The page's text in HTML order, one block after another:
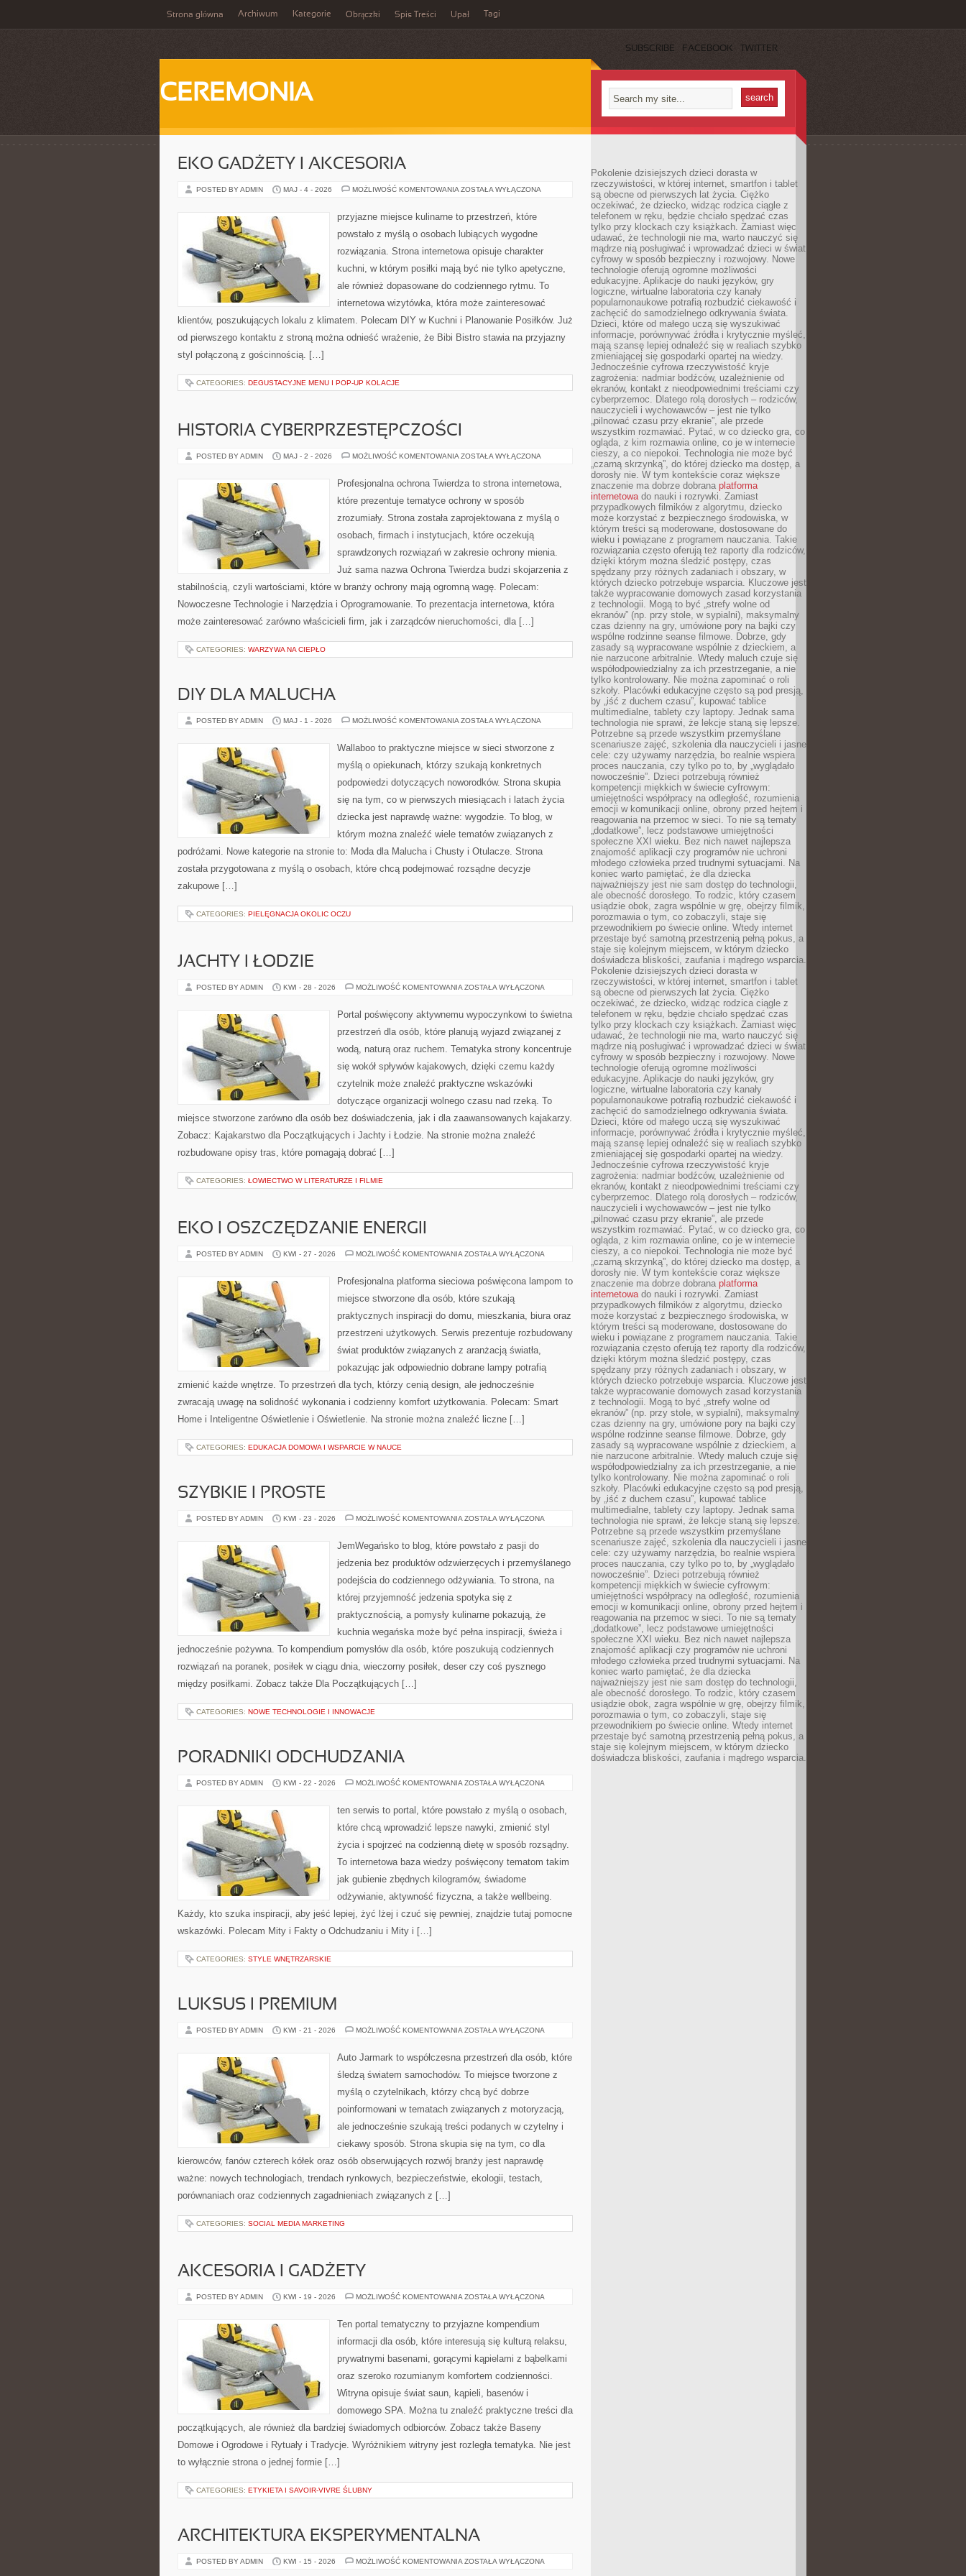
Strona główna Archiwum Kategorie Obrączki Spis Treści Upał Tagi
SUBSCRIBE FACEBOOK TWITTER
CEREMONIA
EKO GADŻETY I AKCESORIA
POSTED BY ADMIN MAJ - 4 - 2026 MOŻLIWOŚĆ KOMENTOWANIA EKO
AKCESORIA
ZOSTAŁA WYŁĄCZONA
przyjazne miejsce kulinarne to przestrzeń, które
powstało z myślą o osobach lubiących wygodne
rozwiązania. Strona internetowa opisuje charakter
kuchni, w którym posiłki mają być nie tylko apetyczne,
ale również dopasowane do codziennego rytmu. To
internetowa wizytówka, która może zainteresować
klientów, poszukujących lokalu z klimatem. Polecam DIY w Kuchni i Planowanie Posiłków. Już
od pierwszego kontaktu z stroną można odnieść wrażenie, że Bibi Bistro stawia na przyjazny
styl połączoną z gościnnością. […]
CATEGORIES: DEGUSTACYJNE MENU I POP-UP KOLACJE
HISTORIA CYBERPRZESTĘPCZOŚCI
POSTED BY ADMIN MAJ - 2 - 2026 MOŻLIWOŚĆ KOMENTOWANIA HISTORIA
ZOSTAŁA WYŁĄCZONA
Profesjonalna ochrona Twierdza to strona internetowa,
które prezentuje tematyce ochrony w sposób
zrozumiały. Strona została zaprojektowana z myślą o
osobach, firmach i instytucjach, które oczekują
sprawdzonych rozwiązań w zakresie ochrony mienia.
Już sama nazwa Ochrona Twierdza budzi skojarzenia z
stabilnością, czyli wartościami, które w branży ochrony mają ogromną wagę. Polecam:
Nowoczesne Technologie i Narzędzia i Oprogramowanie. To prezentacja internetowa, która
może zainteresować zarówno właścicieli firm, jak i zarządców nieruchomości, dla […]
CATEGORIES: WARZYWA NA CIEPŁO
DIY DLA MALUCHA
POSTED BY ADMIN MAJ - 1 - 2026 MOŻLIWOŚĆ KOMENTOWANIA DIY
ZOSTAŁA WYŁĄCZONA
Wallaboo to praktyczne miejsce w sieci stworzone z
myślą o opiekunach, którzy szukają konkretnych
podpowiedzi dotyczących noworodków. Strona skupia
się na tym, co w pierwszych miesiącach i latach życia
dziecka jest naprawdę ważne: wygodzie. To blog, w
którym można znaleźć wiele tematów związanych z
podróżami. Nowe kategorie na stronie to: Moda dla Malucha i Chusty i Otulacze. Strona
została przygotowana z myślą o osobach, które chcą podejmować rozsądne decyzje
zakupowe […]
CATEGORIES: PIELĘGNACJA OKOLIC OCZU
JACHTY I ŁODZIE
POSTED BY ADMIN KWI - 28 - 2026 MOŻLIWOŚĆ KOMENTOWANIA JACHTY
ZOSTAŁA WYŁĄCZONA
Portal poświęcony aktywnemu wypoczynkowi to świetna
przestrzeń dla osób, które planują wyjazd związanej z
wodą, naturą oraz ruchem. Tematyka strony koncentruje
się wokół spływów kajakowych, dzięki czemu każdy
czytelnik może znaleźć praktyczne wskazówki
dotyczące organizacji wolnego czasu nad rzeką. To
miejsce stworzone zarówno dla osób bez doświadczenia, jak i dla zaawansowanych kajakarzy.
Zobacz: Kajakarstwo dla Początkujących i Jachty i Łodzie. Na stronie można znaleźć
rozbudowane opisy tras, które pomagają dobrać […]
CATEGORIES: ŁOWIECTWO W LITERATURZE I FILMIE
EKO I OSZCZĘDZANIE ENERGII
POSTED BY ADMIN KWI - 27 - 2026 MOŻLIWOŚĆ KOMENTOWANIA EKO
ENERGII
ZOSTAŁA WYŁĄCZONA
Profesjonalna platforma sieciowa poświęcona lampom to
miejsce stworzone dla osób, które szukają
praktycznych inspiracji do domu, mieszkania, biura oraz
przestrzeni użytkowych. Serwis prezentuje rozbudowany
świat produktów związanych z aranżacją światła,
pokazując jak odpowiednio dobrane lampy potrafią
zmienić każde wnętrze. To przestrzeń dla tych, którzy cenią design, ale jednocześnie
zwracają uwagę na solidność wykonania i codzienny komfort użytkowania. Polecam: Smart
Home i Inteligentne Oświetlenie i Oświetlenie. Na stronie można znaleźć liczne […]
CATEGORIES: EDUKACJA DOMOWA I WSPARCIE W NAUCE
SZYBKIE I PROSTE
POSTED BY ADMIN KWI - 23 - 2026 MOŻLIWOŚĆ KOMENTOWANIA SZYBKIE
ZOSTAŁA WYŁĄCZONA
JemWegańsko to blog, które powstało z pasji do
jedzenia bez produktów odzwierzęcych i przemyślanego
podejścia do codziennego odżywiania. To strona, na
której przyjemność jedzenia spotyka się z
praktycznością, a pomysły kulinarne pokazują, że
kuchnia wegańska może być pełna inspiracji, świeża i
jednocześnie pożywna. To kompendium pomysłów dla osób, które poszukują codziennych
rozwiązań na poranek, posiłek w ciągu dnia, wieczorny posiłek, deser czy coś pysznego
między posiłkami. Zobacz także Dla Początkujących […]
CATEGORIES: NOWE TECHNOLOGIE I INNOWACJE
PORADNIKI ODCHUDZANIA
POSTED BY ADMIN KWI - 22 - 2026 MOŻLIWOŚĆ KOMENTOWANIA PORADNIKI
ZOSTAŁA WYŁĄCZONA
ten serwis to portal, które powstało z myślą o osobach,
które chcą wprowadzić lepsze nawyki, zmienić styl
życia i spojrzeć na codzienną dietę w sposób rozsądny.
To internetowa baza wiedzy poświęcony tematom takim
jak gubienie zbędnych kilogramów, świadome
odżywianie, aktywność fizyczna, a także wellbeing.
Każdy, kto szuka inspiracji, aby jeść lepiej, żyć lżej i czuć się pewniej, znajdzie tutaj pomocne
wskazówki. Polecam Mity i Fakty o Odchudzaniu i Mity i […]
CATEGORIES: STYLE WNĘTRZARSKIE
LUKSUS I PREMIUM
POSTED BY ADMIN KWI - 21 - 2026 MOŻLIWOŚĆ KOMENTOWANIA LUKSUS
ZOSTAŁA WYŁĄCZONA
Auto Jarmark to współczesna przestrzeń dla osób, które
śledzą światem samochodów. To miejsce tworzone z
myślą o czytelnikach, którzy chcą być dobrze
poinformowani w tematach związanych z motoryzacją,
ale jednocześnie szukają treści podanych w czytelny i
ciekawy sposób. Strona skupia się na tym, co dla
kierowców, fanów czterech kółek oraz osób obserwujących rozwój branży jest naprawdę
ważne: nowych technologiach, trendach rynkowych, bezpieczeństwie, ekologii, testach,
porównaniach oraz codziennych zagadnieniach związanych z […]
CATEGORIES: SOCIAL MEDIA MARKETING
AKCESORIA I GADŻETY
POSTED BY ADMIN KWI - 19 - 2026 MOŻLIWOŚĆ KOMENTOWANIA AKCESORIA
ZOSTAŁA WYŁĄCZONA
Ten portal tematyczny to przyjazne kompendium
informacji dla osób, które interesują się kulturą relaksu,
prywatnymi basenami, gorącymi kąpielami z bąbelkami
oraz szeroko rozumianym komfortem codzienności.
Witryna opisuje świat saun, kąpieli, basenów i
domowego SPA. Można tu znaleźć praktyczne treści dla
początkujących, ale również dla bardziej świadomych odbiorców. Zobacz także Baseny
Domowe i Ogrodowe i Rytuały i Tradycje. Wyróżnikiem witryny jest rozległa tematyka. Nie jest
to wyłącznie strona o jednej formie […]
CATEGORIES: ETYKIETA I SAVOIR-VIVRE ŚLUBNY
ARCHITEKTURA EKSPERYMENTALNA
POSTED BY ADMIN KWI - 15 - 2026 MOŻLIWOŚĆ KOMENTOWANIA ARCHITEKTURA
ZOSTAŁA WYŁĄCZONA
Pokolenie dzisiejszych dzieci dorasta w
rzeczywistości, w której internet, smartfon i tablet
są obecne od pierwszych lat życia. Ciężko
oczekiwać, że dziecko, widząc rodzica ciągle z
telefonem w ręku, będzie chciało spędzać czas
tylko przy klockach czy książkach. Zamiast więc
udawać, że technologii nie ma, warto nauczyć się
mądrze nią posługiwać i wprowadzać dzieci w świat
cyfrowy w sposób bezpieczny i rozwojowy. Nowe
technologie oferują ogromne możliwości
edukacyjne. Aplikacje do nauki języków, gry
logiczne, wirtualne laboratoria czy kanały
popularnonaukowe potrafią rozbudzić ciekawość i
zachęcić do samodzielnego odkrywania świata.
Dzieci, które od małego uczą się wyszukiwać
informacje, porównywać źródła i krytycznie myśleć,
mają szansę lepiej odnaleźć się w realiach szybko
zmieniającej się gospodarki opartej na wiedzy.
Jednocześnie cyfrowa rzeczywistość kryje
zagrożenia: nadmiar bodźców, uzależnienie od
ekranów, kontakt z nieodpowiednimi treściami czy
cyberprzemoc. Dlatego rolą dorosłych – rodziców,
nauczycieli i wychowawców – jest nie tylko
„pilnować czasu przy ekranie”, ale przede
wszystkim rozmawiać. Pytać, w co dziecko gra, co
ogląda, z kim rozmawia online, co je w internecie
cieszy, a co niepokoi. Technologia nie może być
„czarną skrzynką”, do której dziecko ma dostęp, a
dorosły nie. W tym kontekście coraz większe
znaczenie ma dobrze dobrana platforma
internetowado nauki i rozrywki. Zamiast
przypadkowych filmików z algorytmu, dziecko
może korzystać z bezpiecznego środowiska, w
którym treści są moderowane, dostosowane do
wieku i powiązane z programem nauczania. Takie
rozwiązania często oferują też raporty dla rodziców,
dzięki którym można śledzić postępy, czas
spędzany przy różnych zadaniach i obszary, w
których dziecko potrzebuje wsparcia. Kluczowe jest
także wypracowanie domowych zasad korzystania
z technologii. Mogą to być „strefy wolne od
ekranów” (np. przy stole, w sypialni), maksymalny
czas dzienny na gry, umówione pory na bajki czy
wspólne rodzinne seanse filmowe. Dobrze, gdy
zasady są wypracowane wspólnie z dzieckiem, a
nie narzucone arbitralnie. Wtedy maluch czuje się
współodpowiedzialny za ich przestrzeganie, a nie
tylko kontrolowany. Nie można zapominać o roli
szkoły. Placówki edukacyjne często są pod presją,
by „iść z duchem czasu”, kupować tablice
multimedialne, tablety czy laptopy. Jednak sama
technologia nie sprawi, że lekcje staną się lepsze.
Potrzebne są przede wszystkim przemyślane
scenariusze zajęć, szkolenia dla nauczycieli i jasne
cele: czy używamy narzędzia, bo realnie wspiera
proces nauczania, czy tylko po to, by „wyglądało
nowocześnie”. Dzieci potrzebują również
kompetencji miękkich w świecie cyfrowym:
umiejętności współpracy na odległość, rozumienia
emocji w komunikacji online, obrony przed hejtem i
reagowania na przemoc w sieci. To nie są tematy
„dodatkowe”, lecz podstawowe umiejętności
społeczne XXI wieku. Bez nich nawet najlepsza
znajomość aplikacji czy programów nie uchroni
młodego człowieka przed trudnymi sytuacjami. Na
koniec warto pamiętać, że dla dziecka
najważniejszy jest nie sam dostęp do technologii,
ale obecność dorosłego. To rodzic, który czasem
usiądzie obok, zagra wspólnie w grę, obejrzy filmik,
porozmawia o tym, co zobaczyli, staje się
przewodnikiem po świecie online. Wtedy internet
przestaje być samotną przestrzenią pełną pokus, a
staje się kolejnym miejscem, w którym dziecko
doświadcza bliskości, zaufania i mądrego wsparcia.
Pokolenie dzisiejszych dzieci dorasta w
rzeczywistości, w której internet, smartfon i tablet
są obecne od pierwszych lat życia. Ciężko
oczekiwać, że dziecko, widząc rodzica ciągle z
telefonem w ręku, będzie chciało spędzać czas
tylko przy klockach czy książkach. Zamiast więc
udawać, że technologii nie ma, warto nauczyć się
mądrze nią posługiwać i wprowadzać dzieci w świat
cyfrowy w sposób bezpieczny i rozwojowy. Nowe
technologie oferują ogromne możliwości
edukacyjne. Aplikacje do nauki języków, gry
logiczne, wirtualne laboratoria czy kanały
popularnonaukowe potrafią rozbudzić ciekawość i
zachęcić do samodzielnego odkrywania świata.
Dzieci, które od małego uczą się wyszukiwać
informacje, porównywać źródła i krytycznie myśleć,
mają szansę lepiej odnaleźć się w realiach szybko
zmieniającej się gospodarki opartej na wiedzy.
Jednocześnie cyfrowa rzeczywistość kryje
zagrożenia: nadmiar bodźców, uzależnienie od
ekranów, kontakt z nieodpowiednimi treściami czy
cyberprzemoc. Dlatego rolą dorosłych – rodziców,
nauczycieli i wychowawców – jest nie tylko
„pilnować czasu przy ekranie”, ale przede
wszystkim rozmawiać. Pytać, w co dziecko gra, co
ogląda, z kim rozmawia online, co je w internecie
cieszy, a co niepokoi. Technologia nie może być
„czarną skrzynką”, do której dziecko ma dostęp, a
dorosły nie. W tym kontekście coraz większe
znaczenie ma dobrze dobrana platforma
internetowado nauki i rozrywki. Zamiast
przypadkowych filmików z algorytmu, dziecko
może korzystać z bezpiecznego środowiska, w
którym treści są moderowane, dostosowane do
wieku i powiązane z programem nauczania. Takie
rozwiązania często oferują też raporty dla rodziców,
dzięki którym można śledzić postępy, czas
spędzany przy różnych zadaniach i obszary, w
których dziecko potrzebuje wsparcia. Kluczowe jest
także wypracowanie domowych zasad korzystania
z technologii. Mogą to być „strefy wolne od
ekranów” (np. przy stole, w sypialni), maksymalny
czas dzienny na gry, umówione pory na bajki czy
wspólne rodzinne seanse filmowe. Dobrze, gdy
zasady są wypracowane wspólnie z dzieckiem, a
nie narzucone arbitralnie. Wtedy maluch czuje się
współodpowiedzialny za ich przestrzeganie, a nie
tylko kontrolowany. Nie można zapominać o roli
szkoły. Placówki edukacyjne często są pod presją,
by „iść z duchem czasu”, kupować tablice
multimedialne, tablety czy laptopy. Jednak sama
technologia nie sprawi, że lekcje staną się lepsze.
Potrzebne są przede wszystkim przemyślane
scenariusze zajęć, szkolenia dla nauczycieli i jasne
cele: czy używamy narzędzia, bo realnie wspiera
proces nauczania, czy tylko po to, by „wyglądało
nowocześnie”. Dzieci potrzebują również
kompetencji miękkich w świecie cyfrowym:
umiejętności współpracy na odległość, rozumienia
emocji w komunikacji online, obrony przed hejtem i
reagowania na przemoc w sieci. To nie są tematy
„dodatkowe”, lecz podstawowe umiejętności
społeczne XXI wieku. Bez nich nawet najlepsza
znajomość aplikacji czy programów nie uchroni
młodego człowieka przed trudnymi sytuacjami. Na
koniec warto pamiętać, że dla dziecka
najważniejszy jest nie sam dostęp do technologii,
ale obecność dorosłego. To rodzic, który czasem
usiądzie obok, zagra wspólnie w grę, obejrzy filmik,
porozmawia o tym, co zobaczyli, staje się
przewodnikiem po świecie online. Wtedy internet
przestaje być samotną przestrzenią pełną pokus, a
staje się kolejnym miejscem, w którym dziecko
doświadcza bliskości, zaufania i mądrego wsparcia.